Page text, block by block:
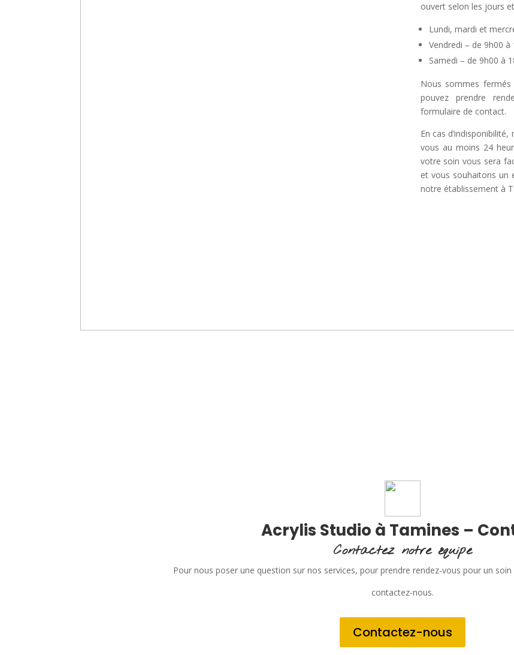
ouvert selon les jours
Lundi, mardi et
Vendredi – de 9h00 à
Samedi – de 9h00 à
Nous sommes
pouvez prendre
formulaire de contact.
En cas
vous au moins 24
votre soin vous sera
et vous souhaitons un
notre établissement à
Acrylis Studio à Tamines –
Contactez notre équipe
Pour nous poser une question sur nos services, pour prendre rendez-vous pour un
contactez-nous.
Contactez-nous